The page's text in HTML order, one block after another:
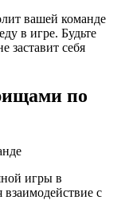
вашей команде
в игре. Будьте
заставит себя
по
игры в
с